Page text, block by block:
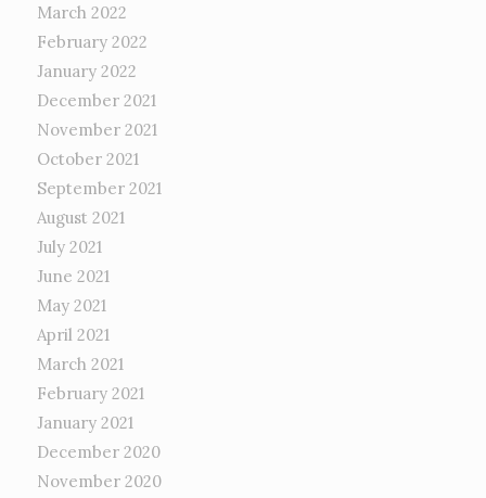
March 2022
February 2022
January 2022
December 2021
November 2021
October 2021
September 2021
August 2021
July 2021
June 2021
May 2021
April 2021
March 2021
February 2021
January 2021
December 2020
November 2020